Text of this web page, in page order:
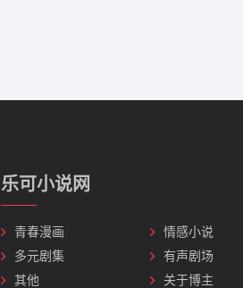
乐可小说网
青春漫画
情感小说
多元剧集
有声剧场
其他
关于博主